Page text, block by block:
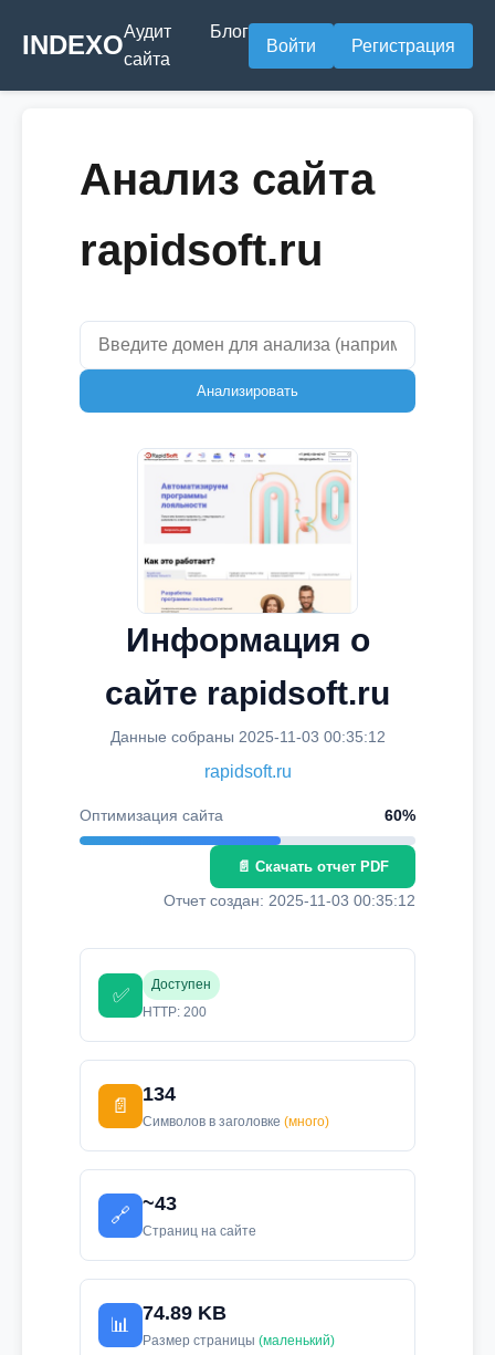
INDEXOАудит
сайта
Блог
Войти Регистрация
Анализ сайта
rapidsoft.ru
Анализировать
Информация о
сайте rapidsoft.ru
Данные собраны 2025-11-03 00:35:12
rapidsoft.ru
Оптимизация сайта 60%
📄 Скачать отчет PDF
Отчет создан: 2025-11-03 00:35:12
✅
Доступен
HTTP: 200
📄
134
Символов в заголовке (много)
🔗
~43
Страниц на сайте
📊
74.89 KB
Размер страницы (маленький)